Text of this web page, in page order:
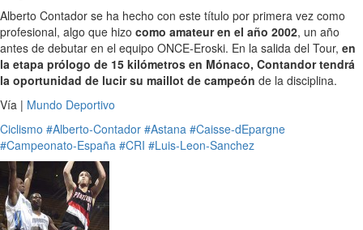
Alberto Contador se ha hecho con este título por primera vez como
profesional, algo que hizo como amateur en el año 2002, un año
antes de debutar en el equipo ONCE-Eroski. En la salida del Tour, en
la etapa prólogo de 15 kilómetros en Mónaco, Contandor tendrá
la oportunidad de lucir su maillot de campeón de la disciplina.
Vía | Mundo Deportivo
Ciclismo #Alberto-Contador #Astana #Caisse-dEpargne
#Campeonato-España #CRI #Luis-Leon-Sanchez